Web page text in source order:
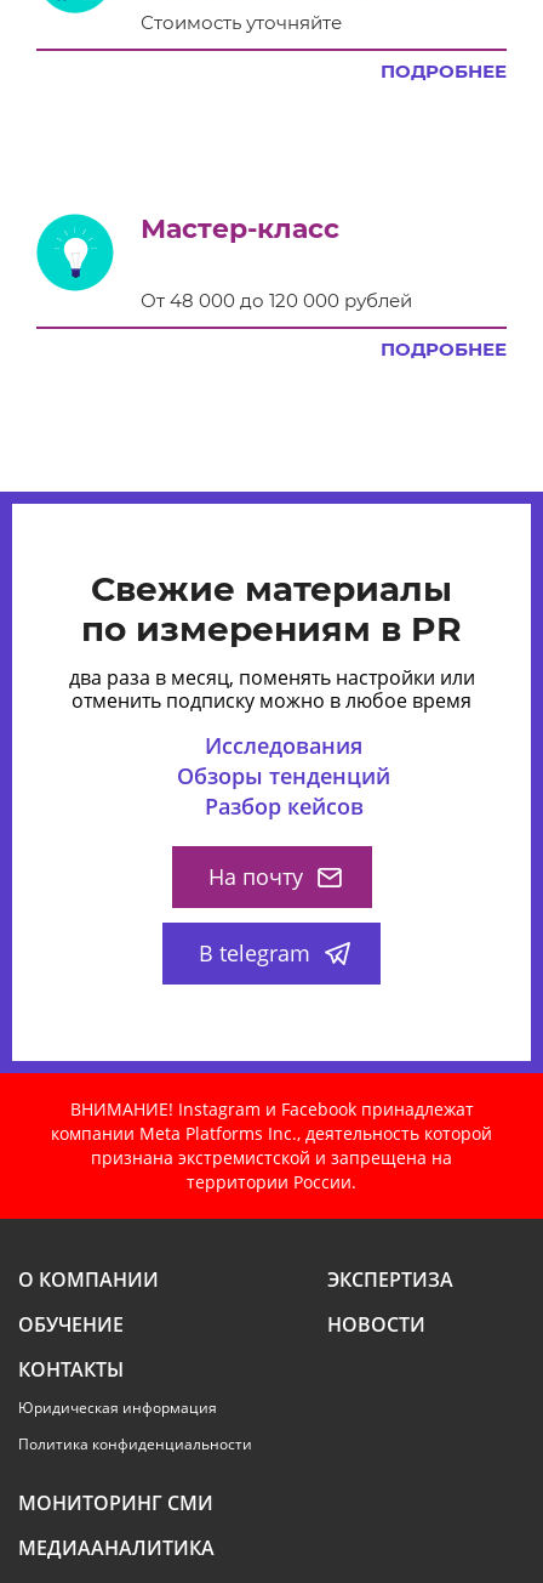
Стоимость уточняйте
ПОДРОБНЕЕ
Мастер-класс
От 48 000 до 120 000 рублей
ПОДРОБНЕЕ
Свежие материалы
по измерениям в PR
два раза в месяц, поменять настройки или
отменить подписку можно в любое время
Исследования
Обзоры тенденций
Разбор кейсов
На почту
В telegram
ВНИМАНИЕ! Instagram и Facebook принадлежат
компании Meta Platforms Inc., деятельность которой
признана экстремистской и запрещена на
территории России.
О КОМПАНИИ
ЭКСПЕРТИЗА
ОБУЧЕНИЕ
НОВОСТИ
КОНТАКТЫ
Юридическая информация
Политика конфиденциальности
МОНИТОРИНГ СМИ
МЕДИААНАЛИТИКА